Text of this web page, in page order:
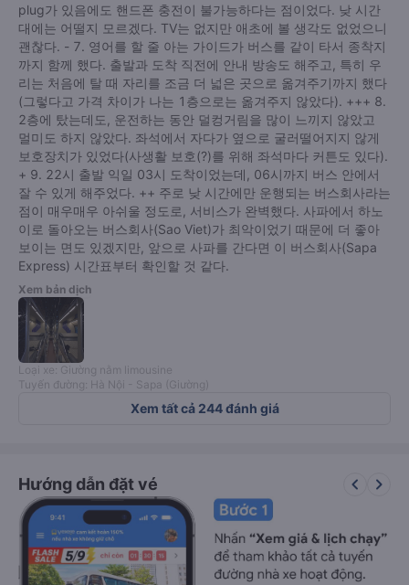
plug가 있음에도 핸드폰 충전이 불가능하다는 점이었다. 낮 시간
대에는 어떨지 모르겠다. TV는 없지만 애초에 볼 생각도 없었으니
괜찮다. - 7. 영어를 할 줄 아는 가이드가 버스를 같이 타서 종착지
까지 함께 했다. 출발과 도착 직전에 안내 방송도 해주고, 특히 우
리는 처음에 탈 때 자리를 조금 더 넓은 곳으로 옮겨주기까지 했다
(그렇다고 가격 차이가 나는 1층으로는 옮겨주지 않았다). +++ 8.
2층에 탔는데도, 운전하는 동안 덜컹거림을 많이 느끼지 않았고
멀미도 하지 않았다. 좌석에서 자다가 옆으로 굴러떨어지지 않게
보호장치가 있었다(사생활 보호(?)를 위해 좌석마다 커튼도 있다).
+ 9. 22시 출발 익일 03시 도착이었는데, 06시까지 버스 안에서
잘 수 있게 해주었다. ++ 주로 낮 시간에만 운행되는 버스회사라는
점이 매우매우 아쉬울 정도로, 서비스가 완벽했다. 사파에서 하노
이로 돌아오는 버스회사(Sao Viet)가 최악이었기 때문에 더 좋아
보이는 면도 있겠지만, 앞으로 사파를 간다면 이 버스회사(Sapa
Express) 시간표부터 확인할 것 같다.
Xem bản dịch
Loại xe: Giường nằm limousine
Tuyến đường: Hà Nội - Sapa (Giường)
Xem tất cả 244 đánh giá
Hướng dẫn đặt vé keyboard_arrow_left keyboard_arrow_right